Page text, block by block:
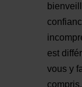
est
vous y